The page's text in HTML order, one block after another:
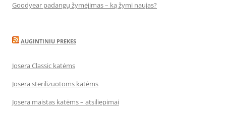
Goodyear padangų žymėjimas – ką žymi naujas?
AUGINTINIU PREKES
Josera Classic katėms
Josera sterilizuotoms katėms
Josera maistas katėms – atsiliepimai